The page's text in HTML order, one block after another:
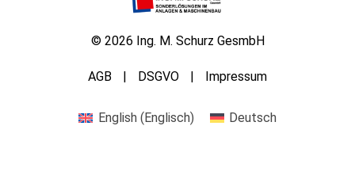
© 2026 Ing. M. Schurz GesmbH
AGB DSGVO Impressum
English(Englisch) Deutsch